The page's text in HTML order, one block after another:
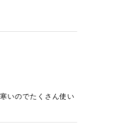
いのでたくさん使い